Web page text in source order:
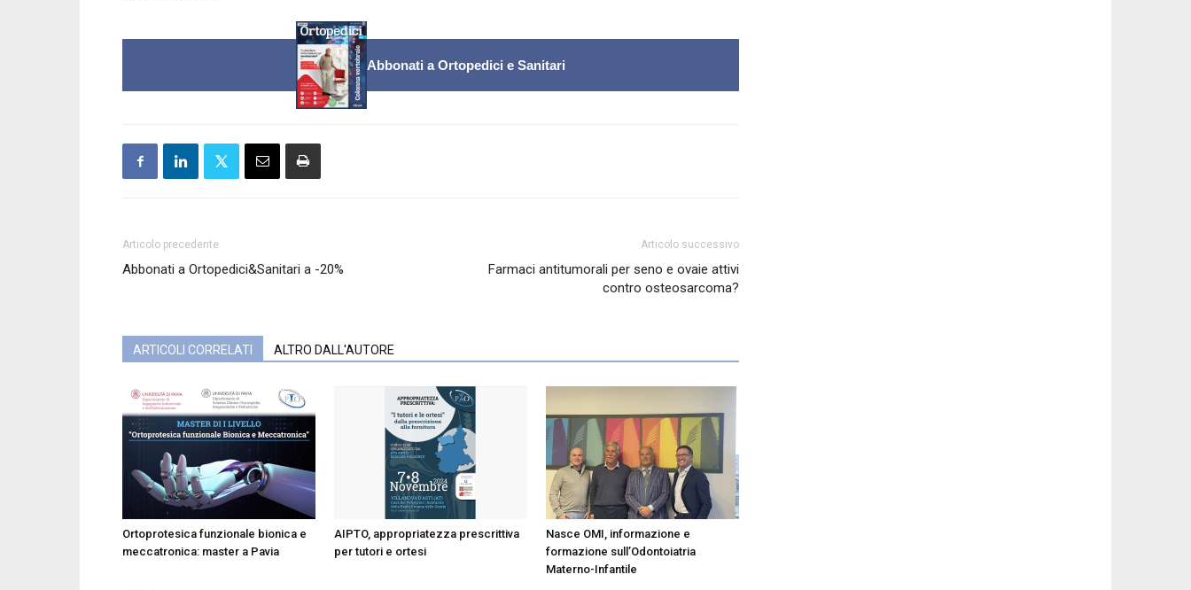
Abbonati a Ortopedici e Sanitari
Articolo precedente
Abbonati a Ortopedici&Sanitari a -20%
Articolo successivo
Farmaci antitumorali per seno e ovaie attivi
contro osteosarcoma?
ARTICOLI CORRELATI ALTRO DALL'AUTORE
Ortoprotesica funzionale bionica e
meccatronica: master a Pavia
AIPTO, appropriatezza prescrittiva
per tutori e ortesi
Nasce OMI, informazione e
formazione sull’Odontoiatria
Materno-Infantile